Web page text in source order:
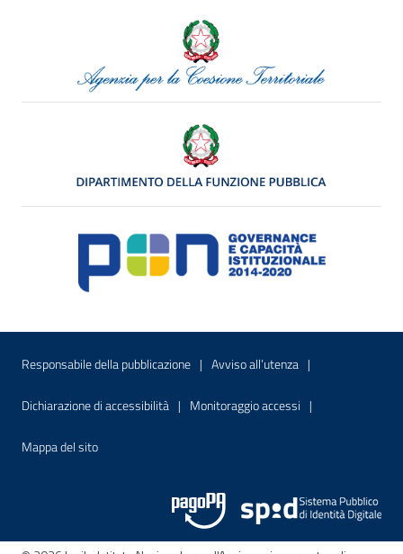
Menu di servizio
Responsabile della pubblicazione Sito interno - Apre in una nuova
Avviso all’utenza Sito interno -
Dichiarazione di accessibilità Sito interno - Apre in una nuova finestra
Monitoraggio accessi Sito interno -
Mappa del sitoSito interno - Apre nella stessa finestra